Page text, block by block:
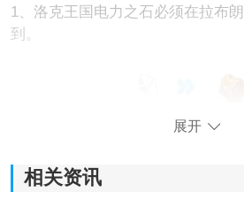
1、洛克王国电力之石必须在拉布
到。
展开
相关资讯